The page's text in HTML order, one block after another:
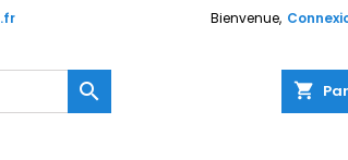
Bienvenue,
shopping_cart
